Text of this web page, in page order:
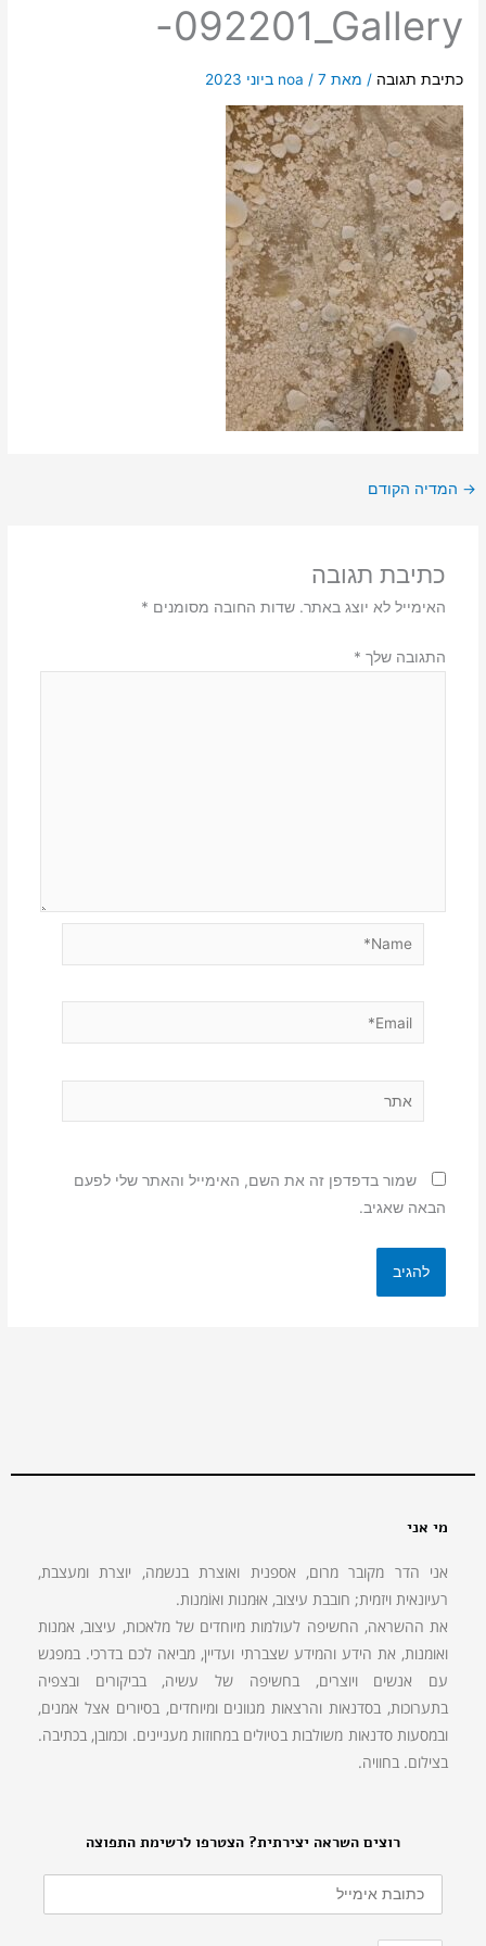
-092201_Gallery
כתיבת תגובה / מאת noa / 7 ביוני 2023
→ המדיה הקודם
כתיבת תגובה
האימייל לא יוצג באתר. שדות החובה מסומנים *
התגובה שלך *
Email*
שמור בדפדפן זה את השם, האימייל והאתר שלי לפעם
הבאה שאגיב.
רוצים השראה יצירתית? הצטרפו לרשימת התפוצה
מי אני
אני הדר מקובר מרום, אספנית ואוצרת בנשמה, יוצרת ומעצבת,
רעיונאית ויזמית; חובבת עיצוב, אוּמנות ואוֹמנות.
את ההשראה, החשיפה לעולמות מיוחדים של מלאכות, עיצוב, אמנות
ואומנות, את הידע והמידע שצברתי ועדיין, מביאה לכם בדרכי. במפגש
עם אנשים ויוצרים, בחשיפה של עשיה, בביקורים ובצפיה
בתערוכות, בסדנאות והרצאות מגוונים ומיוחדים, בסיורים אצל אמנים,
ובמסעות סדנאות משולבות בטיולים במחוזות מעניינים. וכמובן, בכתיבה.
בצילום. בחוויה.